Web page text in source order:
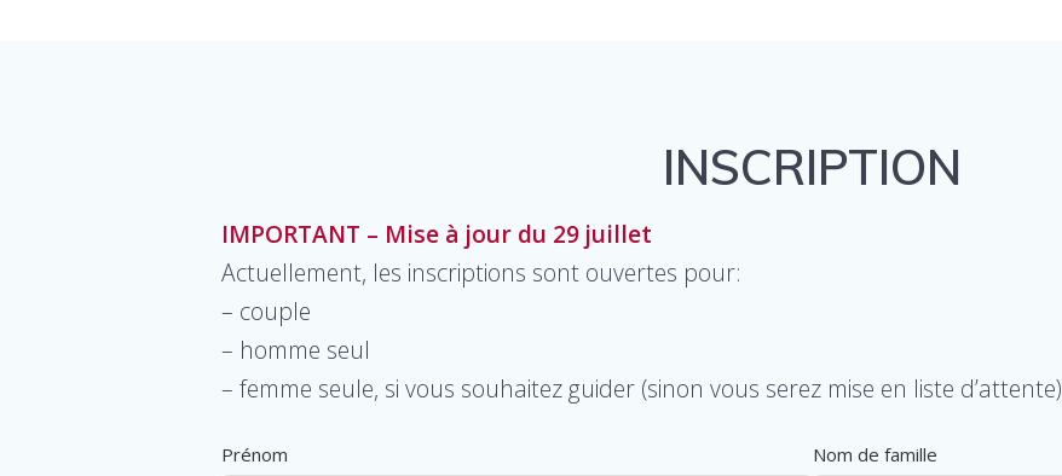
INSCRIPTION
IMPORTANT – Mise à jour du 29 juillet
Actuellement, les inscriptions sont ouvertes pour:
– couple
– homme seul
– femme seule, si vous souhaitez guider (sinon vous serez mise en liste d’attente)
Prénom Nom de famille